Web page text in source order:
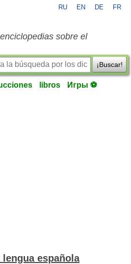
RU EN DE FR
sobre el
¡Buscar!
libros Игры ⚽
española